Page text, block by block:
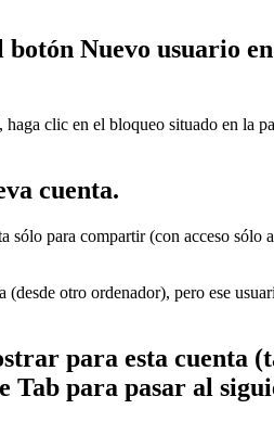
botón Nuevo usuario
clic en el bloqueo situado en la
cuenta.
para compartir (con acceso sólo
otro ordenador), pero ese
para esta cuenta
Tab para pasar al